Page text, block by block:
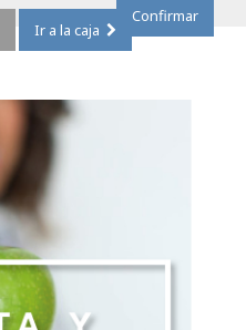
Confirmar
Ir a la caja